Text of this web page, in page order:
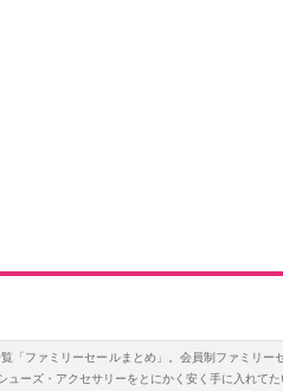
「ファミリーセールまとめ」。会員制ファミリ
ューズ・アクセサリーをとにかく安く手に入れて